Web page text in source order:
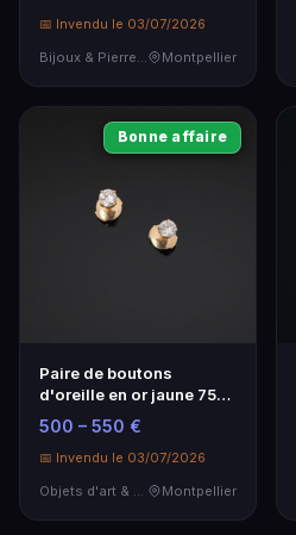
📅 Invendu le 03/07/2026
Bijoux & Pierres Précieuses
Montpellier
Bonne affaire
Paire de boutons
d'oreille en or jaune 750°
°° avec diamants - 0,28
ct
500 – 550 €
📅 Invendu le 03/07/2026
Objets d'art & Curiosités
Montpellier